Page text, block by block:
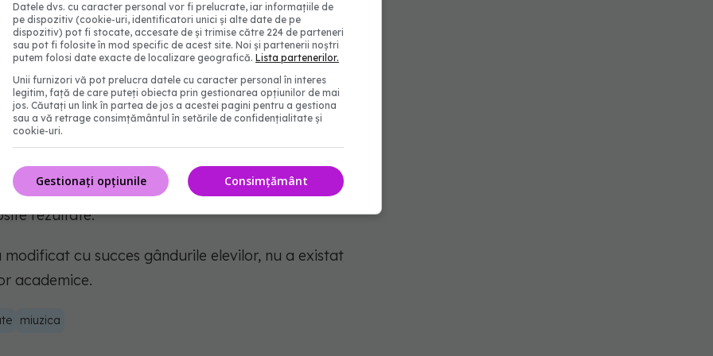
mai incipiente etape ale achiziției de abilități",
pot fi formative, dar aș fi precaut să trag
baza studiului nostru asupra începătorilor."
pot fi de ajutor în educație.
care a descoperit o relație slabă între
Poate mai interesant, studiul a găsit că
prin încurajarea copiilor să creadă că își pot
rezultate.
cu succes gândurile elevilor, nu a existat
academice.
miuzica
Datele dvs. cu caracter personal vor fi prelucrate, iar informațiile de
pe dispozitiv (cookie-uri, identificatori unici și alte date de pe
dispozitiv) pot fi stocate, accesate de și trimise către 224 de parteneri
sau pot fi folosite în mod specific de acest site. Noi și partenerii noștri
putem folosi date exacte de localizare geografică. Lista partenerilor.
Unii furnizori vă pot prelucra datele cu caracter personal în interes
legitim, față de care puteți obiecta prin gestionarea opțiunilor de mai
jos. Căutați un link în partea de jos a acestei pagini pentru a gestiona
sau a vă retrage consimțământul în setările de confidențialitate și
cookie-uri.
Consimțământ
Gestionați opțiunile